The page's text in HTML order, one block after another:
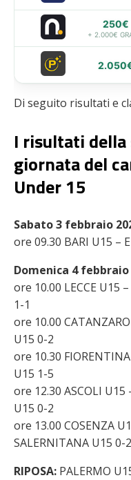
250€
+ 2.000€
Di seguito risultati e
I risultati della
giornata del
Under 15
Sabato 3 febbraio
ore 09.30 BARI U15 –
Domenica 4 febbraio
ore 10.00 LECCE U15
1-1
ore 10.00
U15 0-2
ore 10.30
U15 1-5
ore 12.30 ASCOLI U15
U15 0-2
ore 13.00 COSENZA
SALERNITANA U15 0-2
RIPOSA: PALERMO